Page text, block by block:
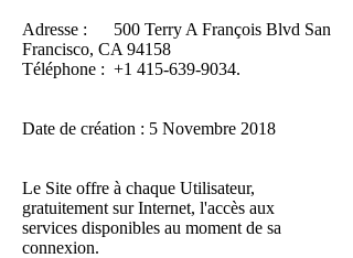
Adresse : 500 Terry A François Blvd San
Francisco, CA 94158
Téléphone : +1 415-639-9034.
Date de création : 5 Novembre 2018
Le Site offre à chaque Utilisateur,
gratuitement sur Internet, l'accès aux
services disponibles au moment de sa
connexion.